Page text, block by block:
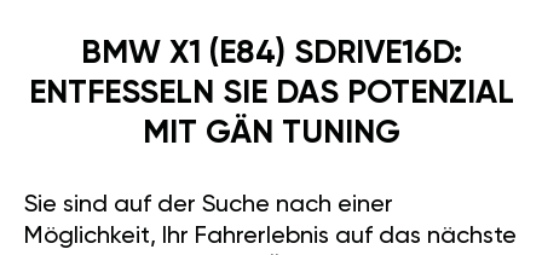
BMW X1 (E84) SDRIVE16D:
ENTFESSELN SIE DAS POTENZIAL
MIT GÄN TUNING
Sie sind auf der Suche nach einer
Möglichkeit, Ihr Fahrerlebnis auf das nächste